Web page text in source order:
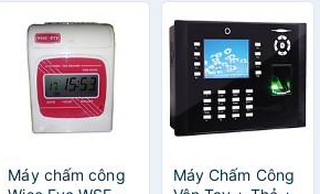
Máy chấm công
Máy Chấm Công